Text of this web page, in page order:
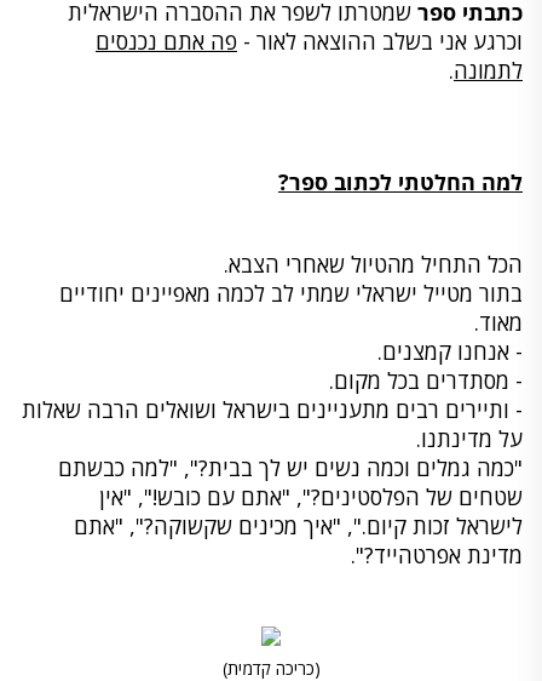
כתבתי ספר שמטרתו לשפר את ההסברה הישראלית
וכרגע אני בשלב ההוצאה לאור - פה אתם נכנסים
לתמונה.
למה החלטתי לכתוב ספר?
הכל התחיל מהטיול שאחרי הצבא.
בתור מטייל ישראלי שמתי לב לכמה מאפיינים יחודיים
מאוד.
- אנחנו קמצנים.
- מסתדרים בכל מקום.
- ותיירים רבים מתעניינים בישראל ושואלים הרבה שאלות
על מדינתנו.
"כמה גמלים וכמה נשים יש לך בבית?", "למה כבשתם
שטחים של הפלסטינים?", "אתם עם כובש!", "אין
לישראל זכות קיום.", "איך מכינים שקשוקה?", "אתם
מדינת אפרטהייד?".
(כריכה קדמית)